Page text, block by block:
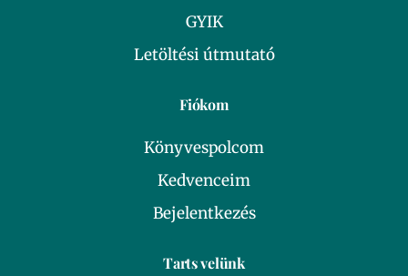
GYIK
Letöltési útmutató
Fiókom
Könyvespolcom
Kedvenceim
Bejelentkezés
Tarts velünk